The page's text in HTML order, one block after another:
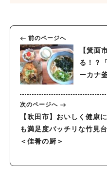
前のページへ
【箕面
る！？
ーカナ
次のページへ
【吹田市】おいしく健康
も満足度バッチリな竹見
＜佳肴の厨＞